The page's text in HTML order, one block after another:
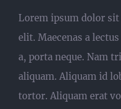
Lorem ipsum dolor
elit. Maecenas a
a, porta neque. Nam
aliquam. Aliquam id
tortor. Aliquam erat